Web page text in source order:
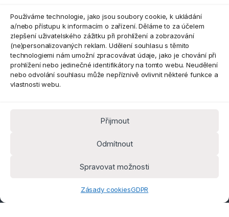
Používáme technologie, jako jsou soubory cookie, k ukládání
a/nebo přístupu k informacím o zařízení. Děláme to za účelem
zlepšení uživatelského zážitku při prohlížení a zobrazování
(ne)personalizovaných reklam. Udělení souhlasu s těmito
technologiemi nám umožní zpracovávat údaje, jako je chování při
prohlížení nebo jedinečné identifikátory na tomto webu. Neudělení
nebo odvolání souhlasu může nepříznivě ovlivnit některé funkce a
vlastnosti webu.
Přijmout
Odmítnout
Spravovat možnosti
Zásady cookiesGDPR
Máte dotaz? Kontaktujte nás
k.cz
Kancelář 8:30 - 16:00